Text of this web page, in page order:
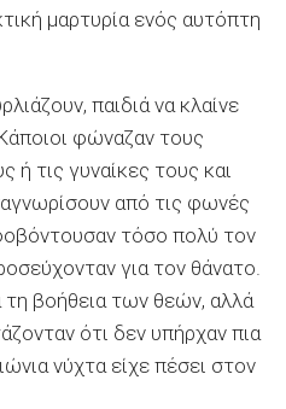
μαρτυρία ενός αυτόπτη
παιδιά να κλαίνε
φώναζαν τους
ή τις γυναίκες τους και
από τις φωνές
τόσο πολύ τον
για τον θάνατο.
βοήθεια των θεών, αλλά
ότι δεν υπήρχαν πια
νύχτα είχε πέσει στον